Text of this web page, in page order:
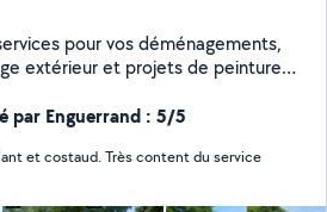
pour vos déménagements,
extérieur et projets de peinture
à vos besoins pour vous faciliter la
par Enguerrand : 5/5
et costaud. Très content du service